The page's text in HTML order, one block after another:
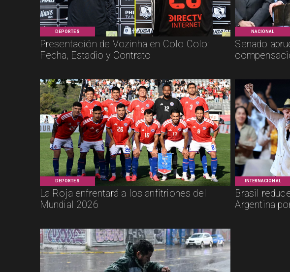
DEPORTES
Presentación de Vozinha en Colo Colo:
Fecha, Estadio y Contrato
NACIONAL
Senado
DEPORTES
La Roja enfrentará a los anfitriones del
Mundial 2026
INTERNACIONAL
Brasil
Argentina